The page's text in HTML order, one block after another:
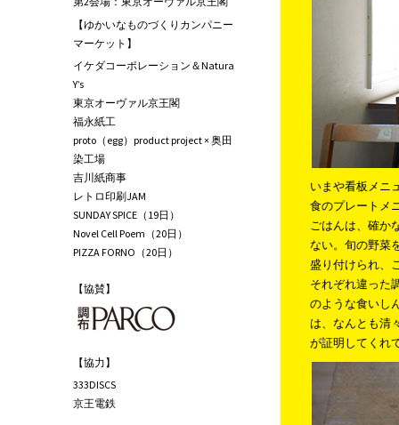
いまや看板メニ
食のプレートメ
ごはんは、確か
ない。旬の野菜
盛り付けられ、
それぞれ違った
のような食いし
は、なんとも清
が証明してくれ
【ゆかいなものづくりカンパニー
マーケット】
イケダコーポレーション＆Natura
Y’s
東京オーヴァル京王閣
福永紙工
proto（egg）product project × 奥田
染工場
吉川紙商事
レトロ印刷JAM
SUNDAY SPICE（19日）
Novel Cell Poem（20日）
PIZZA FORNO（20日）
【協賛】
【協力】
333DISCS
京王電鉄